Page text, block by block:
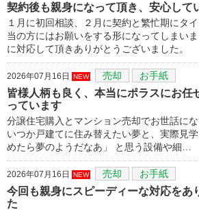
契約後も親身になって頂き、安心して
１月に初回相談、２月に契約と繁忙期にタ
当の方にはお願いをする形になってしまい
に対応して頂きありがとうございました。
2026年07月16日 NEW 売却 お手紙
皆様人柄も良く、本当にポラスにお任
っています
分譲住宅購入とマンション売却でお世話にな
いつか戸建てに住み替えたい夢と、実際見
めたら夢のようだなあ」 と思う設備や細…
2026年07月16日 NEW 売却 お手紙
今回も親身にスピーディーな対応をあ
た